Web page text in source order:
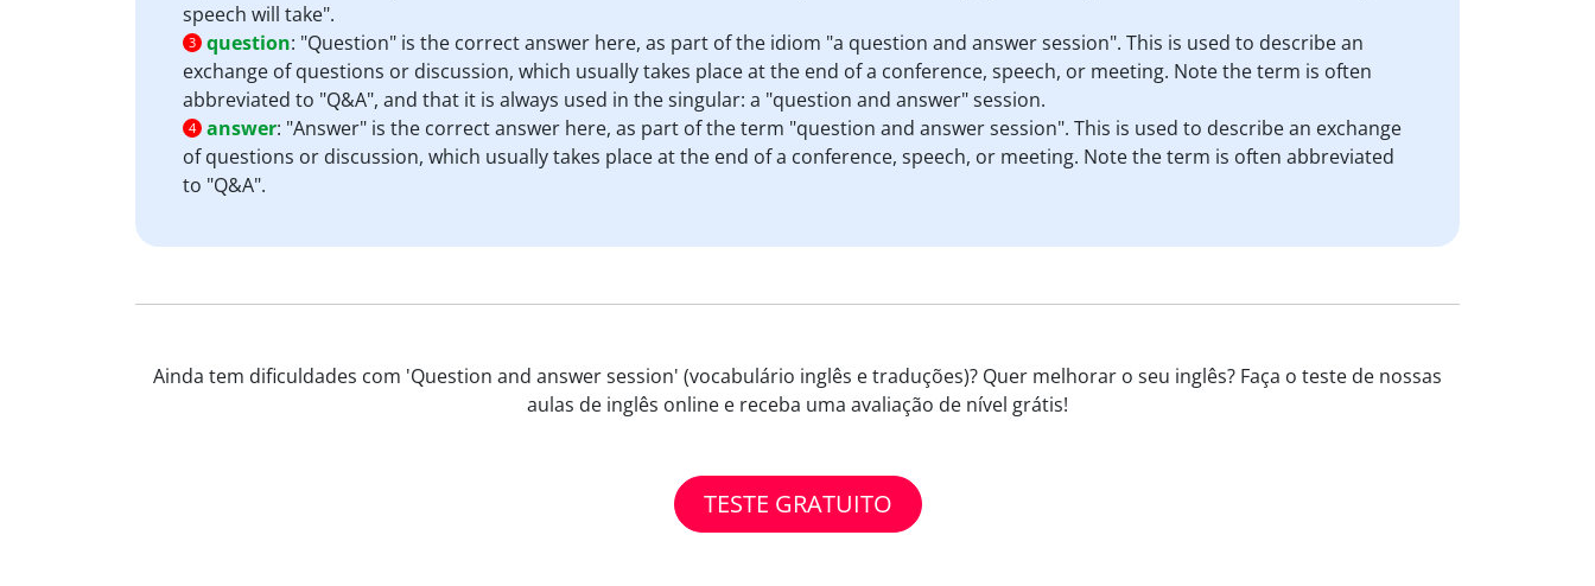
speech will take".
3 question: "Question" is the correct answer here, as part of the idiom "a question and answer session". This is used to describe an
exchange of questions or discussion, which usually takes place at the end of a conference, speech, or meeting. Note the term is often
abbreviated to "Q&A", and that it is always used in the singular: a "question and answer" session.
4 answer: "Answer" is the correct answer here, as part of the term "question and answer session". This is used to describe an exchange
of questions or discussion, which usually takes place at the end of a conference, speech, or meeting. Note the term is often abbreviated
to "Q&A".
Ainda tem dificuldades com 'Question and answer session' (vocabulário inglês e traduções)? Quer melhorar o seu inglês? Faça o teste de nossas
aulas de inglês online e receba uma avaliação de nível grátis!
TESTE GRATUITO